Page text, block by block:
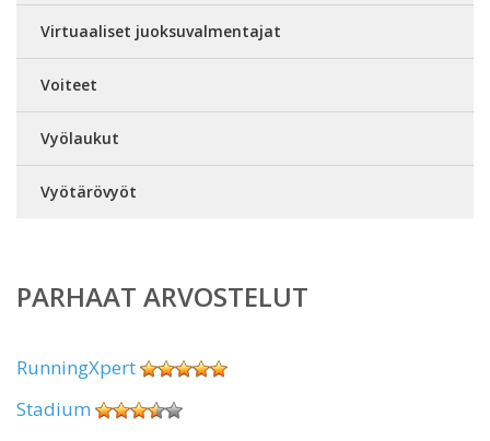
Virtuaaliset juoksuvalmentajat
Voiteet
Vyölaukut
Vyötärövyöt
PARHAAT ARVOSTELUT
RunningXpert
Stadium